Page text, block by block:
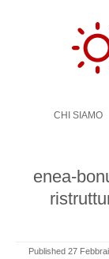
MenuCHI SIAMO
enea-
Published 27